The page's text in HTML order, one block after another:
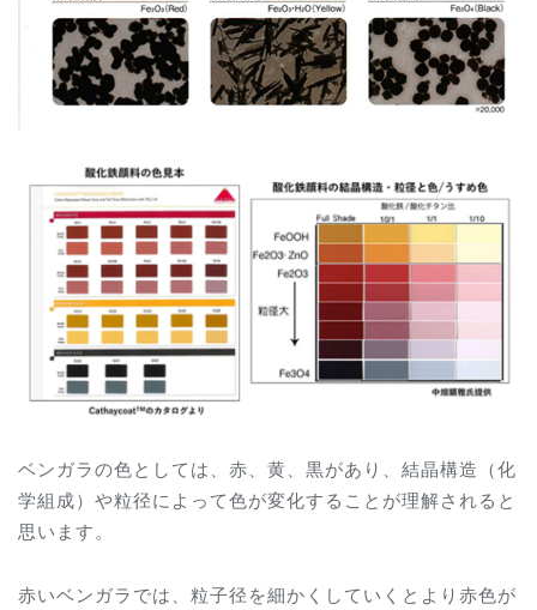
ベンガラの色としては、赤、黄、黒があり、結晶構造（化
学組成）や粒径によって色が変化することが理解されると
思います。
赤いベンガラでは、粒子径を細かくしていくとより赤色が